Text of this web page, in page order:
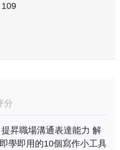
分
昇職場溝通表達能力 解
學即用的10個寫作小工具